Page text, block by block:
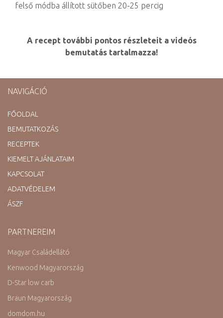
felső módba állított sütőben 20-25 percig
A recept további pontos részleteit a videós
bemutatás tartalmazza!
NAVIGÁCIÓ
FŐOLDAL
BEMUTATKOZÁS
RECEPTEK
KIEMELT AJÁNLATAIM
KAPCSOLAT
ADATVÉDELEM
ÁSZF
PARTNEREIM
Magyar Családellátó
Kenwood Magyarország
D-Star low carb
Braun Magyarország
domdom.hu